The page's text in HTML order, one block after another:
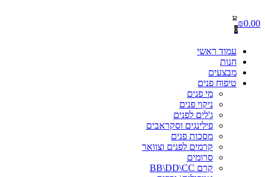
₪0.00
0
עמוד ראשי
חנות
מבצעים
טיפוח פנים
מי פנים
ניקוי פנים
ג'לים לפנים
פילינגים וסקראבים
מסכות פנים
קרמים לפנים וצוואר
סרומים
קרם BB\DD\CC